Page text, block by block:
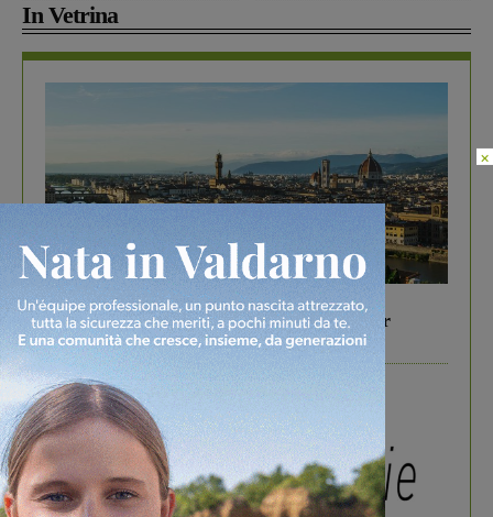
In Vetrina
In vetrina 6 Agosto 2026
Gita di famiglia a Firenze: 5 idee per far
divertire i tuoi figli
×